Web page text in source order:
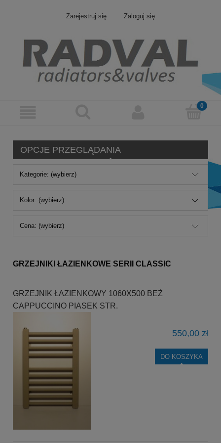
Zarejestruj się Zaloguj się
OPCJE PRZEGLĄDANIA
Kategorie: (wybierz)
Kolor: (wybierz)
Cena: (wybierz)
GRZEJNIKI ŁAZIENKOWE SERII CLASSIC
GRZEJNIK ŁAZIENKOWY 1060X500 BEŻ
CAPPUCCINO PIASEK STR.
550,00 zł
DO KOSZYKA